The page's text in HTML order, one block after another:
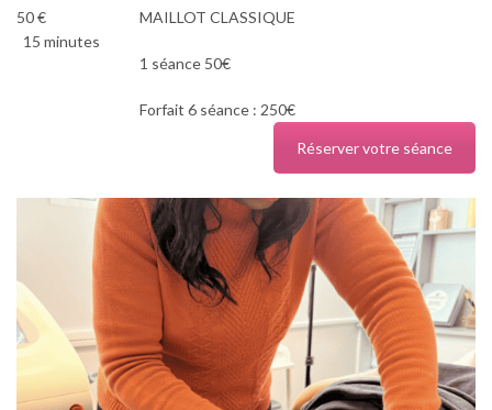
50 €
15 minutes
MAILLOT CLASSIQUE
1 séance 50€
Forfait 6 séance : 250€
Réserver votre séance